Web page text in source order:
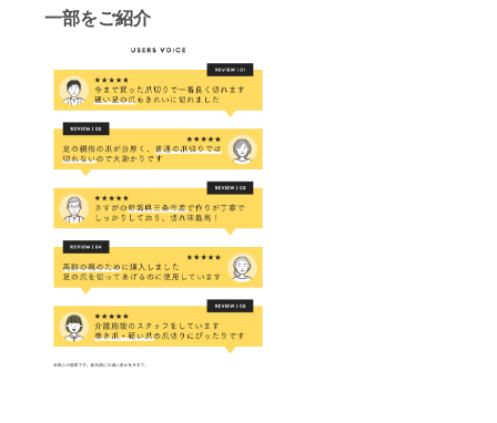
一部をご紹介